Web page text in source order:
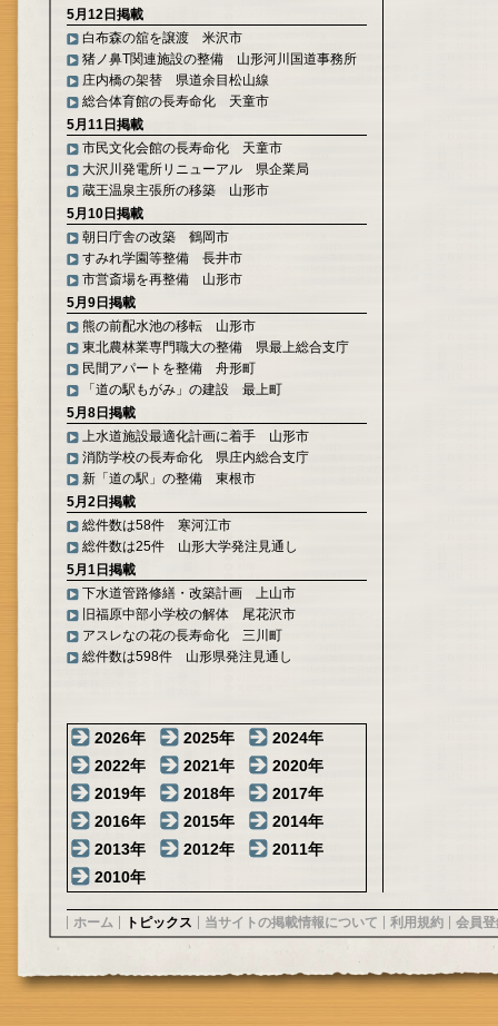
5月12日掲載
白布森の舘を譲渡 米沢市
猪ノ鼻T関連施設の整備 山形河川国道事務所
庄内橋の架替 県道余目松山線
総合体育館の長寿命化 天童市
5月11日掲載
市民文化会館の長寿命化 天童市
大沢川発電所リニューアル 県企業局
蔵王温泉主張所の移築 山形市
5月10日掲載
朝日庁舎の改築 鶴岡市
すみれ学園等整備 長井市
市営斎場を再整備 山形市
5月9日掲載
熊の前配水池の移転 山形市
東北農林業専門職大の整備 県最上総合支庁
民間アパートを整備 舟形町
「道の駅もがみ」の建設 最上町
5月8日掲載
上水道施設最適化計画に着手 山形市
消防学校の長寿命化 県庄内総合支庁
新「道の駅」の整備 東根市
5月2日掲載
総件数は58件 寒河江市
総件数は25件 山形大学発注見通し
5月1日掲載
下水道管路修繕・改築計画 上山市
旧福原中部小学校の解体 尾花沢市
アスレなの花の長寿命化 三川町
総件数は598件 山形県発注見通し
2026年 2025年
2024年
2022年
2021年
2020年
2019年
2018年
2017年
2016年
2015年
2014年
2013年
2012年
2011年
2010年
ホーム トピックス 当サイトの掲載情報について 利用規約 会員